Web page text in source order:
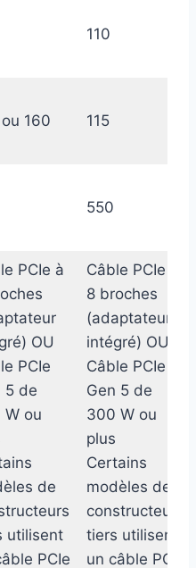
110
160 115
550
PCIe à
OU
PCIe
5 de
W ou
de
utilisent
PCIe
Câble PCIe à
8 broches
(adaptateur
intégré) OU
Câble PCIe
Gen 5 de
300 W ou
plus
Certains
modèles de
constructeurs
tiers utilisent
un câble PCIe